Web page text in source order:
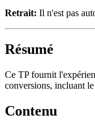
Retrait: Il n'est pas
Résumé
Ce TP fournit
conversions, incluant le
Contenu